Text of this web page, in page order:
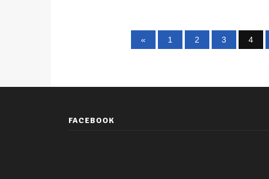
« 1 2 3 4
FACEBOOK